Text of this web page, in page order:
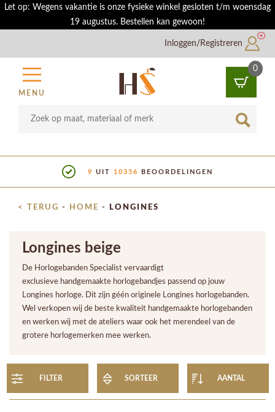
Let op: Wegens vakantie is onze fysieke winkel gesloten t/m woensdag
19 augustus. Bestellen kan gewoon!
Inloggen/Registreren
MENU
0
9 UIT 10356 BEOORDELINGEN
< TERUG - HOME - LONGINES
Longines beige
De Horlogebanden Specialist vervaardigt
exclusieve handgemaakte horlogebandjes passend op jouw
Longines horloge. Dit zijn géén originele Longines horlogebanden.
Wel verkopen wij de beste kwaliteit handgemaakte horlogebanden
en werken wij met de ateliers waar ook het merendeel van de
grotere horlogemerken mee werken.
FILTER SORTEER AANTAL